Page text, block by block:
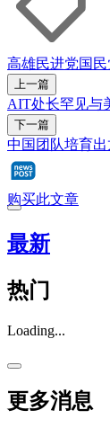
高雄民进党国民
上一篇
AIT处长罕见与
下一篇
中国团队培育
购买此文章
最新
热门
Loading...
更多消息